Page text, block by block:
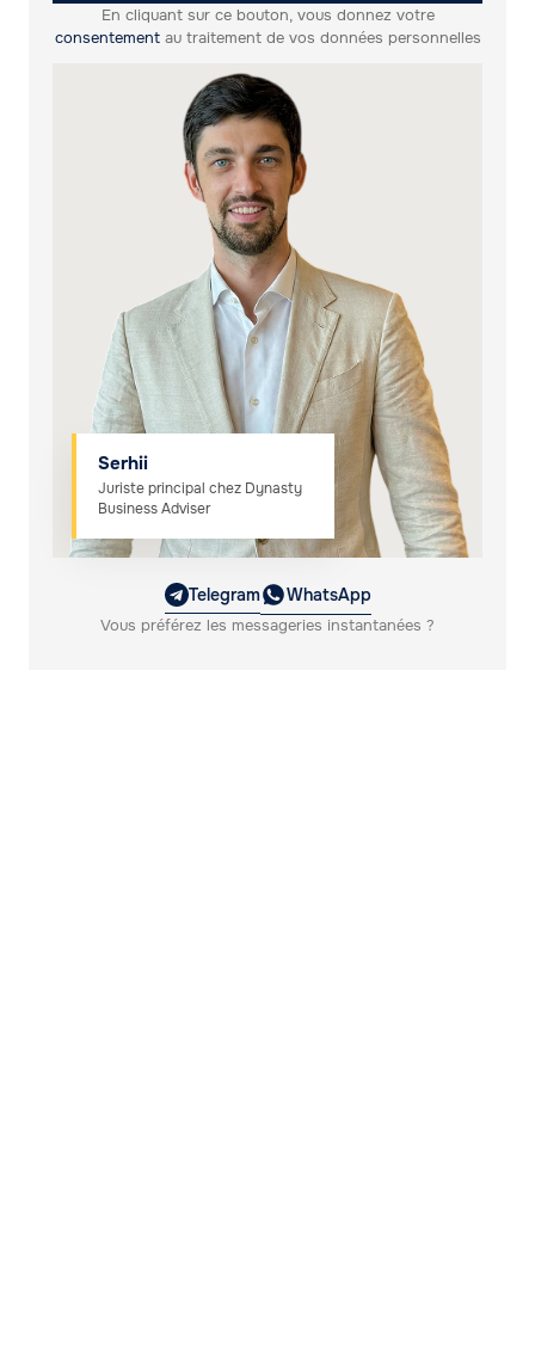
En cliquant sur ce bouton, vous donnez votre
consentementau traitement de vos données personnelles
Telegram WhatsApp
Vous préférez les messageries instantanées ?
Serhii
Juriste principal chez Dynasty
Business Adviser